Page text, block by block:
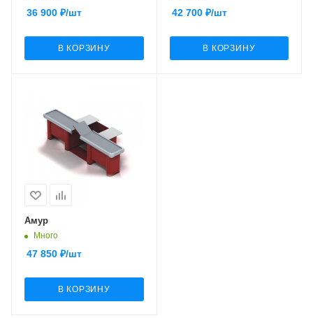
36 900 ₽/шт
В КОРЗИНУ
42 700₽/шт
В КОРЗИНУ
Амур
Много
47 850 ₽/шт
В КОРЗИНУ